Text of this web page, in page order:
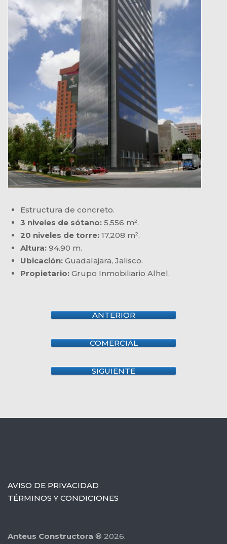
Estructura de concreto.
3 niveles de sótano: 5,556 m².
20 niveles de torre: 17,208 m².
Altura: 94.90 m.
Ubicación: Guadalajara, Jalisco.
Propietario: Grupo Inmobiliario Alhel.
ANTERIOR
COMERCIAL
SIGUIENTE
AVISO DE PRIVACIDAD
TÉRMINOS Y CONDICIONES
Anteus Constructora ® 2026.